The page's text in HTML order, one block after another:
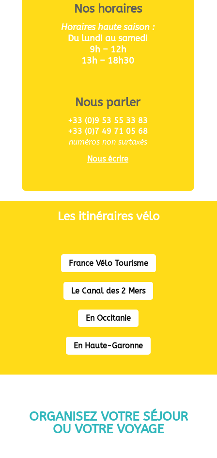
Nos horaires
Horaires haute saison :
Du lundi au samedi
9h – 12h
13h – 18h30
Nous parler
+33 (0)9 53 55 33 83
+33 (0)7 49 71 05 68
numéros non surtaxés
Nous écrire
Les itinéraires vélo
France Vélo Tourisme
Le Canal des 2 Mers
En Occitanie
En Haute-Garonne
ORGANISEZ VOTRE SÉJOUR
OU VOTRE VOYAGE